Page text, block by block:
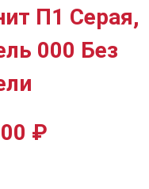
П1 Серая,
000 Без
₽